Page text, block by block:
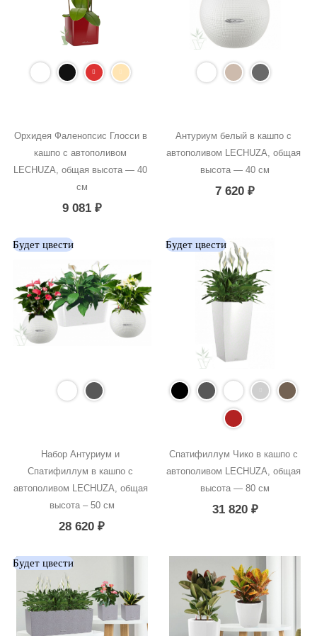
Орхидея Фаленопсис Глосси в
кашпо с автополивом
LECHUZA, общая высота — 40
см
9 081 ₽
Антуриум белый в кашпо с
автополивом LECHUZA, общая
высота — 40 см
7 620₽
Будет цвести
Набор Антуриум и
Спатифиллум в кашпо с
автополивом LECHUZA, общая
высота – 50 см
28 620₽
Будет цвести
Спатифиллум Чико в кашпо с
автополивом LECHUZA, общая
высота — 80 см
31 820 ₽
Будет цвести